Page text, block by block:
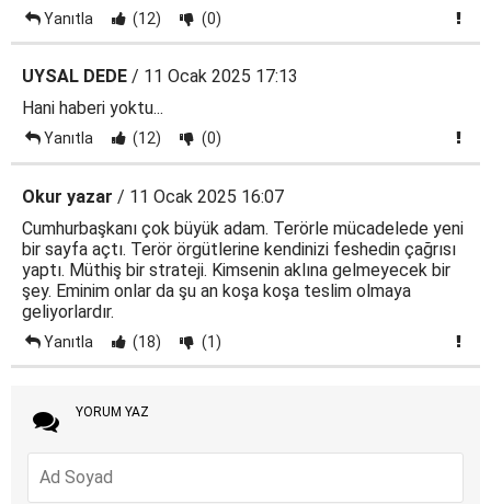
Yanıtla (12) (0)
UYSAL DEDE / 11 Ocak 2025 17:13
Hani haberi yoktu...
Yanıtla (12) (0)
Okur yazar / 11 Ocak 2025 16:07
Cumhurbaşkanı çok büyük adam. Terörle mücadelede yeni
bir sayfa açtı. Terör örgütlerine kendinizi feshedin çağrısı
yaptı. Müthiş bir strateji. Kimsenin aklına gelmeyecek bir
şey. Eminim onlar da şu an koşa koşa teslim olmaya
geliyorlardır.
Yanıtla (18) (1)
YORUM YAZ